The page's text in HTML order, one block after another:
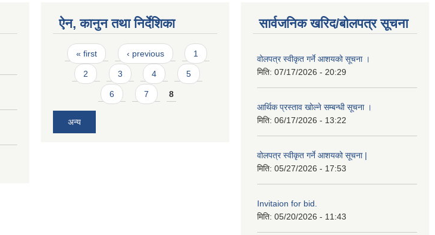
ऐन, कानुन तथा निर्देशिका
Pages
« first ‹ previous 1
2 3 4 5
6 7 8
अन्य
सार्वजनिक खरिद/बोलपत्र सूचना
वोलपत्र स्वीकृत गर्ने आशयको सूचना ।
मिति: 07/17/2026 - 20:29
आर्थिक प्रस्ताव खोल्ने सम्बन्धी सूचना ।
मिति: 06/17/2026 - 13:22
वोलपत्र स्वीकृत गर्ने आशयको सूचना |
मिति: 05/27/2026 - 17:53
Invitaion for bid.
मिति: 05/20/2026 - 11:43